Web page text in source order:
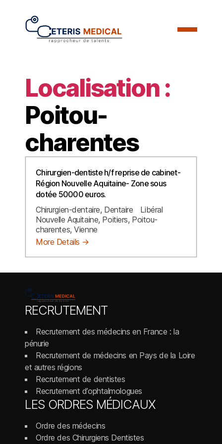
Localisation :
Poitou-
charentes
Chirurgien-dentiste h/f reprise de cabinet-
Région Nouvelle Aquitaine- Zone sous
dotée 50000 euros.
Chirurgien-dentaire Dentaire
Libéral
Nouvelle Aquitaine Poitiers Poitou-
charentes Vienne
More Details
RECRUTEMENT
Recrutement des médecins en France : la
pénurie
Recrutement de médecins en Pays de la Loire
et autres régions
Recrutement de dentistes
Recrutement d’ophtalmologues
LES ORDRES MÉDICAUX
Ordre des médecins
Ordre des Chirurgiens Dentistes